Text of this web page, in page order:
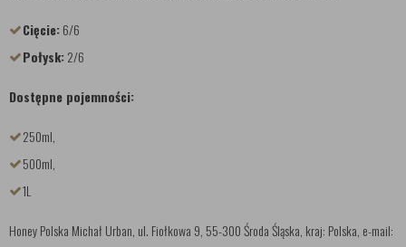
Cięcie:6/6
Połysk:2/6
Dostępne pojemności:
250ml,
500ml,
1L
Honey Polska Michał Urban, ul. Fiołkowa 9, 55-300 Środa Śląska, kraj: Polska, e-mail: